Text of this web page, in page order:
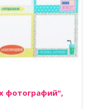
фотографий",